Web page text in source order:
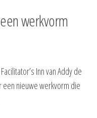
werkvorm
Inn van Addy de
een nieuwe werkvorm die